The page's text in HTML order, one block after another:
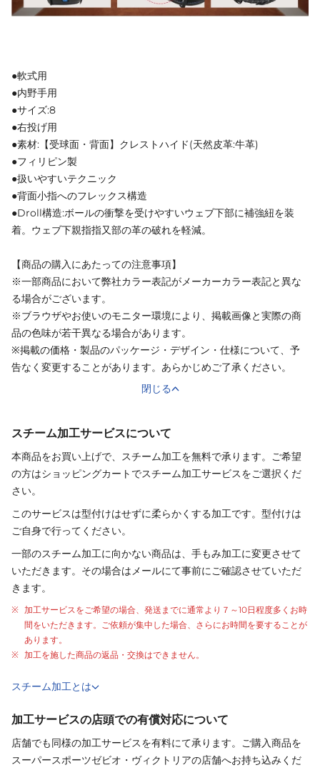
●軟式用
●内野手用
●サイズ:8
●右投げ用
●素材:【受球面・背面】クレストハイド(天然皮革:牛革)
●フィリピン製
●扱いやすいテクニック
●背面小指へのフレックス構造
●Droll構造:ボールの衝撃を受けやすいウェブ下部に補強紐を装
着。ウェブ下親指指又部の革の破れを軽減。
【商品の購入にあたっての注意事項】
※一部商品において弊社カラー表記がメーカーカラー表記と異な
る場合がございます。
※ブラウザやお使いのモニター環境により、掲載画像と実際の商
品の色味が若干異なる場合があります。
※掲載の価格・製品のパッケージ・デザイン・仕様について、予
告なく変更することがあります。あらかじめご了承ください。
閉じる
スチーム加工サービスについて
本商品をお買い上げで、スチーム加工を無料で承ります。ご希望
の方はショッピングカートでスチーム加工サービスをご選択くだ
さい。
このサービスは型付けはせずに柔らかくする加工です。型付けは
ご自身で行ってください。
一部のスチーム加工に向かない商品は、手もみ加工に変更させて
いただきます。その場合はメールにて事前にご確認させていただ
きます。
加工サービスをご希望の場合、発送までに通常より ７～10日程度多くお時
間をいただきます。ご依頼が集中した場合、さらにお時間を要することが
あります。
加工を施した商品の返品・交換はできません。
スチーム加工とは
加工サービスの店頭での有償対応について
店舗でも同様の加工サービスを有料にて承ります。ご購入商品を
スーパースポーツゼビオ・ヴィクトリアの店舗へお持ち込みくだ